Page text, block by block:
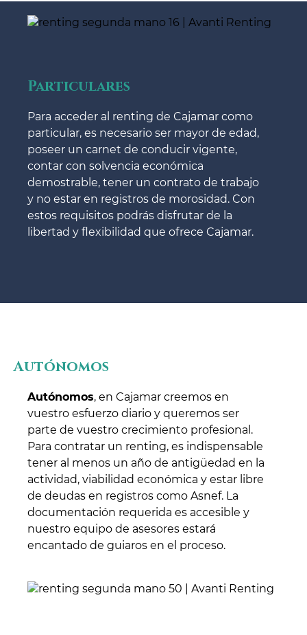
Particulares
Para acceder al renting de Cajamar como
particular, es necesario ser mayor de edad,
poseer un carnet de conducir vigente,
contar con solvencia económica
demostrable, tener un contrato de trabajo
y no estar en registros de morosidad. Con
estos requisitos podrás disfrutar de la
libertad y flexibilidad que ofrece Cajamar.
Autónomos
Autónomos, en Cajamar creemos en
vuestro esfuerzo diario y queremos ser
parte de vuestro crecimiento profesional.
Para contratar un renting, es indispensable
tener al menos un año de antigüedad en la
actividad, viabilidad económica y estar libre
de deudas en registros como Asnef. La
documentación requerida es accesible y
nuestro equipo de asesores estará
encantado de guiaros en el proceso.